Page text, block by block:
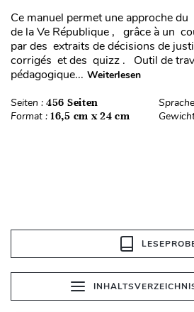
Ce manuel permet une approche
de la Ve République , grâce à un
par des extraits de décisions de
corrigés et des quizz . Outil de
pédagogique... Weiterlesen
Seiten : 456 Seiten
Format : 16,5 cm x 24 cm